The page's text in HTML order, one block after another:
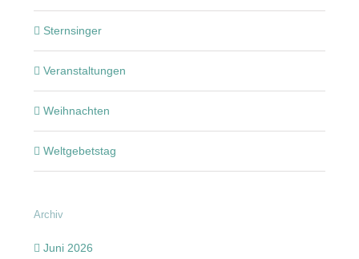
Sternsinger
Veranstaltungen
Weihnachten
Weltgebetstag
Archiv
Juni 2026